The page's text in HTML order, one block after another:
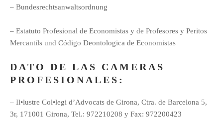
– Bundesrechtsanwaltsordnung
– Estatuto Profesional de Economistas y de Profesores y Peritos
Mercantils und Código Deontologica de Economistas
DATO DE LAS CAMERAS
PROFESIONALES:
– Il•lustre Col•legi d’Advocats de Girona, Ctra. de Barcelona 5,
3r, 171001 Girona, Tel.: 972210208 y Fax: 972200423